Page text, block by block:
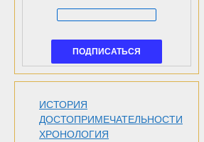
ИСТОРИЯ
ДОСТОПРИМЕЧАТЕЛЬНОСТИ
ХРОНОЛОГИЯ